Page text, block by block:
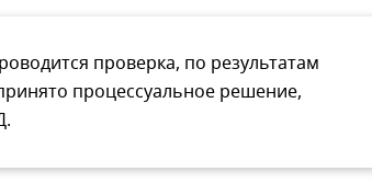
проверка, по результатам
процессуальное решение,